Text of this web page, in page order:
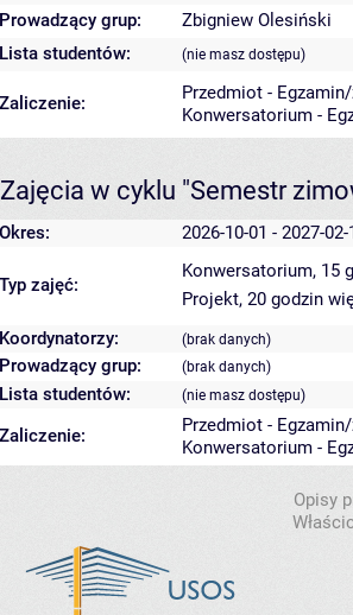
Prowadzący grup:
Zbigniew Olesiński
Lista studentów:
(nie masz dostępu)
Zaliczenie:
Przedmiot -
Konwersatorium -
Zajęcia w cyklu "Semestr
Okres: 2026-10-01 - 2027-02-
Typ zajęć:
Konwersatorium, 15
Projekt, 20 godzin
Koordynatorzy:
(brak danych)
Prowadzący grup: (brak danych)
Lista studentów: (nie masz dostępu)
Zaliczenie:
Przedmiot -
Konwersatorium -
Opisy